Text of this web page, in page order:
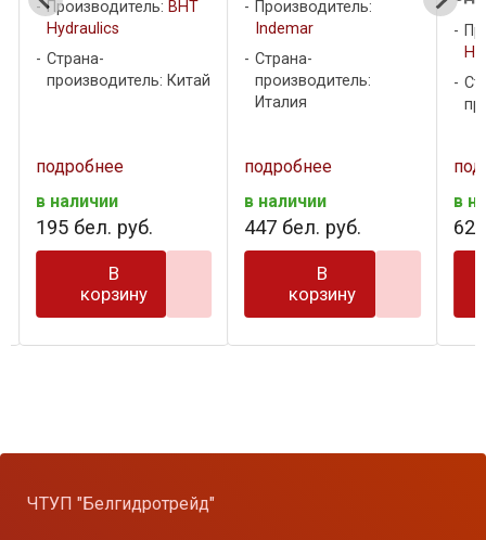
Производитель: BHT
Hydraulics
Страна-
производитель: Китай
подробнее
в наличии
195 бел. руб.
В
корзину
Производитель:
Indemar
Страна-
производитель:
Италия
подробнее
в наличии
447 бел. руб.
В
корзину
в
62
ЧТУП "Белгидротрейд"